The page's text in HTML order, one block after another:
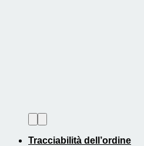
Tracciabilità dell’ordine